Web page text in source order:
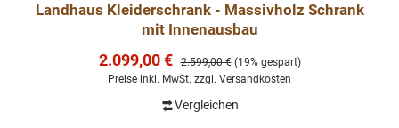
Landhaus Kleiderschrank - Massivholz Schrank
mit Innenausbau
Verkaufspreis:
2.099,00 € Regulärer Preis:
2.599,00 € (19% gespart)
Preise inkl. MwSt. zzgl. Versandkosten
Vergleichen